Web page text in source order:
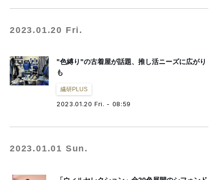
2023.01.20 Fri.
"色縛り"の古着屋が話題、推し活ニーズに広がり
も
繊研PLUS
2023.01.20 Fri. - 08:59
2023.01.01 Sun.